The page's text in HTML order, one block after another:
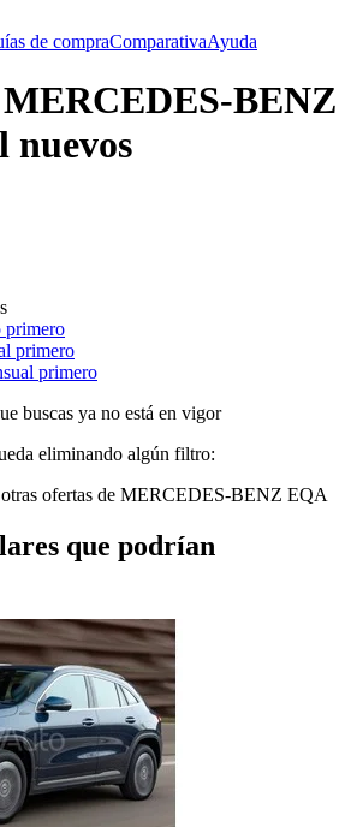
de compraComparativaAyuda
BENZ
nuevos
primero
primero
primero
buscas ya no está en vigor
eliminando algún filtro:
otras ofertas de MERCEDES-BENZ EQA
que podrían